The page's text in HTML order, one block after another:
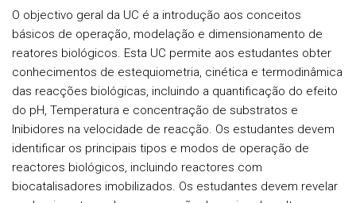
O objectivo geral da UC é a introdução aos conceitos
básicos de operação, modelação e dimensionamento de
reatores biológicos. Esta UC permite aos estudantes obter
conhecimentos de estequiometria, cinética e termodinâmica
das reacções biológicas, incluindo a quantificação do efeito
do pH, Temperatura e concentração de substratos e
Inibidores na velocidade de reacção. Os estudantes devem
identificar os principais tipos e modos de operação de
reactores biológicos, incluindo reactores com
biocatalisadores imobilizados. Os estudantes devem revelar